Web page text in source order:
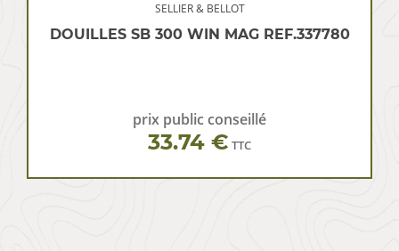
SELLIER & BELLOT
DOUILLES SB 300 WIN MAG REF.337780
prix public conseillé
33.74 € TTC